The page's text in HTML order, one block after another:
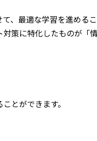
、最適な学習を進める
策に特化したものが「
とができます。